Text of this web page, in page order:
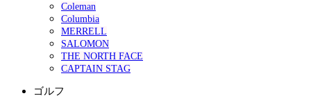
Coleman
Columbia
MERRELL
SALOMON
THE NORTH FACE
CAPTAIN STAG
ゴルフ